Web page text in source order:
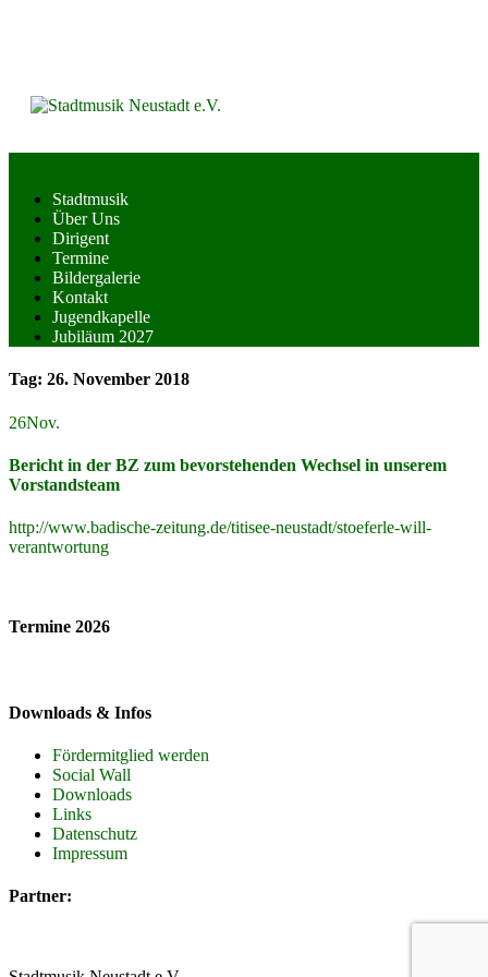
Stadtmusik
Über Uns
Dirigent
Termine
Bildergalerie
Kontakt
Jugendkapelle
Jubiläum 2027
Tag: 26. November 2018
26Nov.
Bericht in der BZ zum bevorstehenden Wechsel in unserem
Vorstandsteam
http://www.badische-zeitung.de/titisee-neustadt/stoeferle-will-
verantwortung
Termine 2026
Downloads & Infos
Fördermitglied werden
Social Wall
Downloads
Links
Datenschutz
Impressum
Partner: